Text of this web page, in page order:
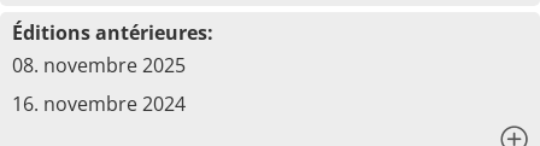
Éditions antérieures:
08. novembre 2025
16. novembre 2024